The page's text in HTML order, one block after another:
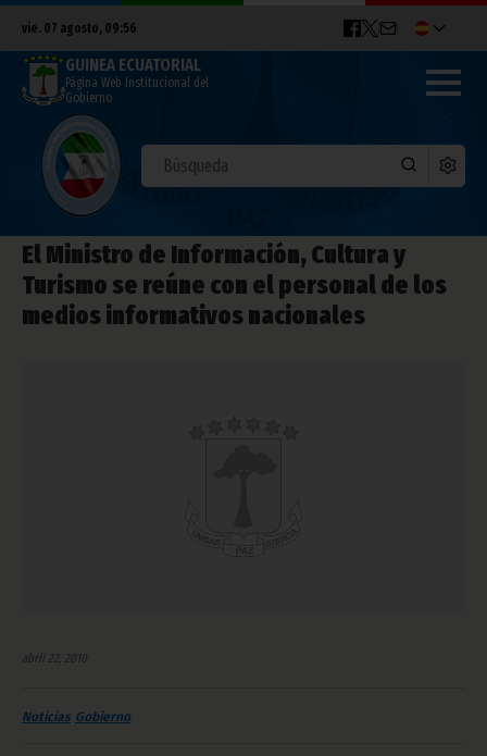
vie. 07 agosto, 09:56
GUINEA ECUATORIAL
Página Web Institucional del
Gobierno
El Ministro de Información, Cultura y
Turismo se reúne con el personal de los
medios informativos nacionales
abril 22, 2010
Noticias Gobierno